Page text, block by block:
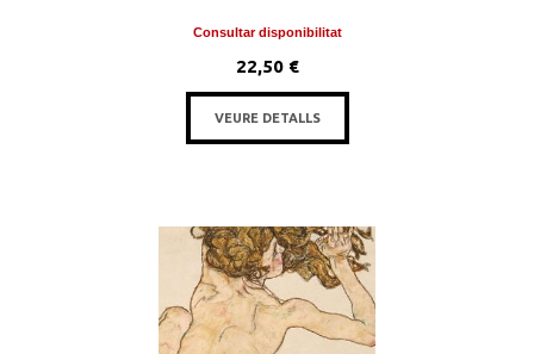
Consultar disponibilitat
22,50 €
VEURE DETALLS